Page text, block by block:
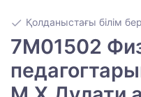
Қолданыстағы білім
7M01502